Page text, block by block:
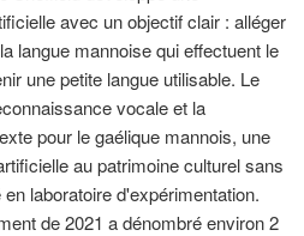
avec un objectif clair : alléger
langue mannoise qui effectuent le
une petite langue utilisable. Le
vocale et la
pour le gaélique mannois, une
au patrimoine culturel sans
laboratoire d'expérimentation.
de 2021 a dénombré environ 2